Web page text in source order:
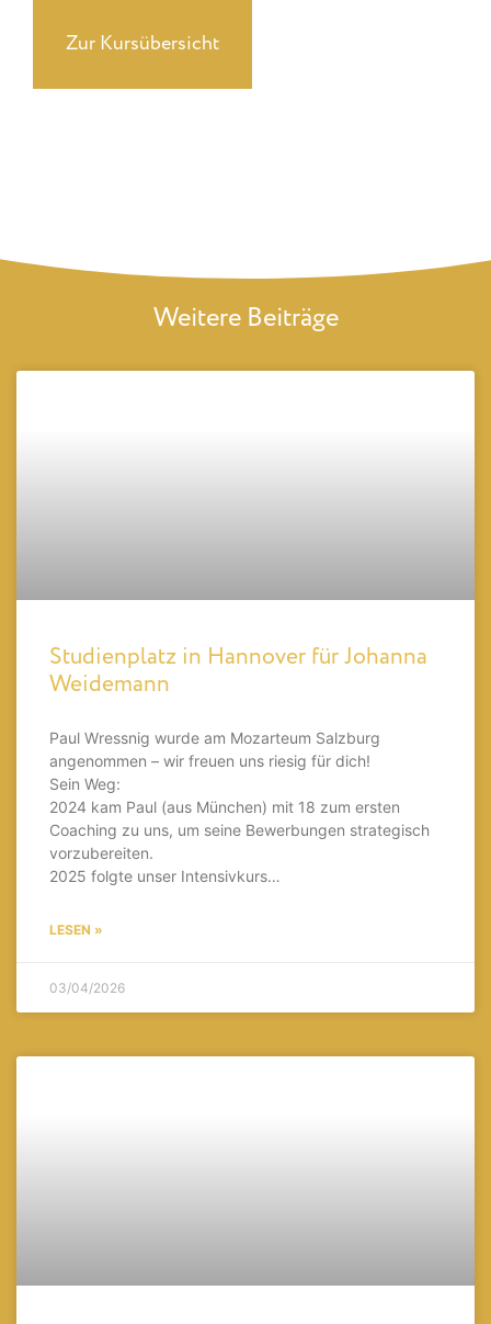
Zur Kursübersicht
Weitere Beiträge
Studienplatz in Hannover für Johanna
Weidemann
Paul Wressnig wurde am Mozarteum Salzburg
angenommen – wir freuen uns riesig für dich!
Sein Weg:
2024 kam Paul (aus München) mit 18 zum ersten
Coaching zu uns, um seine Bewerbungen strategisch
vorzubereiten.
2025 folgte unser Intensivkurs…
LESEN »
03/04/2026